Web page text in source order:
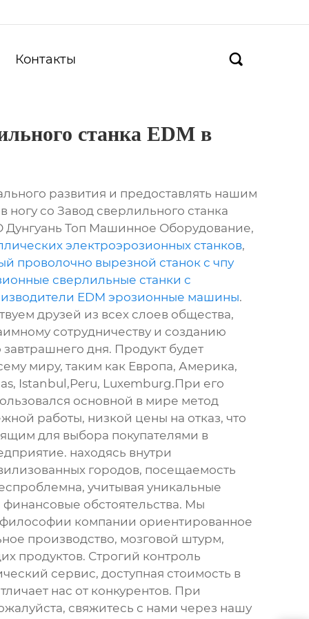
Контакты 
станка EDM в
развития и предоставлять нашим
ногу со Завод сверлильного станка
Дунгуань Топ Машинное Оборудование,
электроэрозионных станков,
проволочно вырезной станок с чпу
сверлильные станки с
EDM эрозионные машины.
друзей из всех слоев общества,
сотрудничеству и созданию
дня. Продукт будет
миру, таким как Европа, Америка,
Istanbul,Peru, Luxemburg.При его
основной в мире метод
работы, низкой цены на отказ, что
для выбора покупателями в
находясь внутри
городов, посещаемость
учитывая уникальные
обстоятельства. Мы
компании ориентированное
производство, мозговой штурм,
продуктов. Строгий контроль
сервис, доступная стоимость в
нас от конкурентов. При
свяжитесь с нами через нашу